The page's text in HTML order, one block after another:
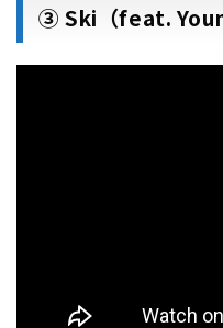
③ Ski（feat.